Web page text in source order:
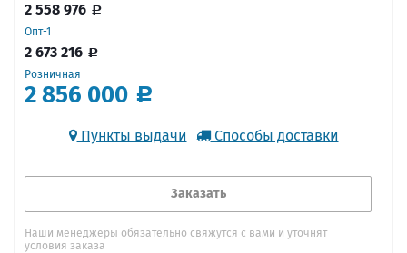
2 558 976
Опт-1
2 673 216
Розничная
2 856 000
Пункты выдачи Способы доставки
Заказать
Наши менеджеры обязательно свяжутся с вами и уточнят
условия заказа